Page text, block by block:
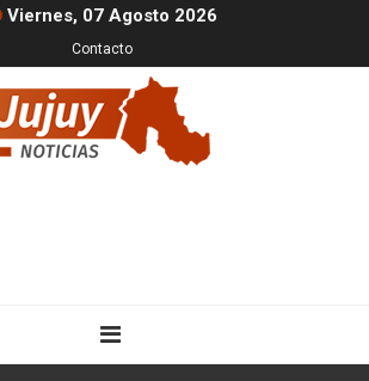
Viernes, 07 Agosto 2026
Contacto